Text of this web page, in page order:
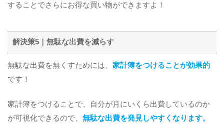
することでさらにお得な買い物ができますよ！
解決策5｜無駄な出費を減らす
無駄な出費を無くすためには、 家計簿をつけることが効果的
です！
家計簿をつけることで、自分が月にいくら出費しているのか
が可視化できるので、 無駄な出費を発見しやすくなります。